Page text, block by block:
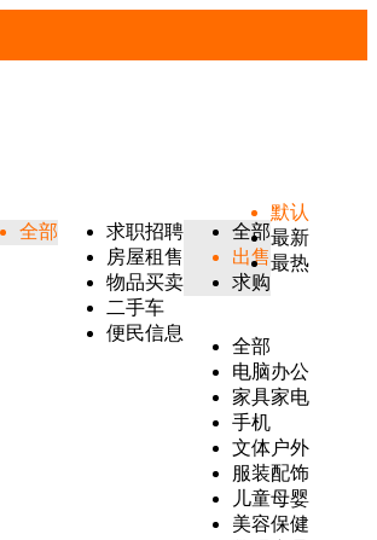
全部
求职招聘
房屋租售
物品买卖
二手车
便民信息
全部
出售
求购
全部
电脑办公
家具家电
手机
文体户外
服装配饰
儿童母婴
美容保健
默认
最新
最热